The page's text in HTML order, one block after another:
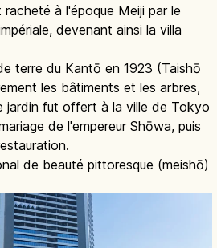
à l'époque Meiji par le
devenant ainsi la villa
terre du Kantō en 1923 (Taishō
les bâtiments et les arbres,
jardin fut offert à la ville de Tokyo
de l'empereur Shōwa, puis
de beauté pittoresque (meishō)